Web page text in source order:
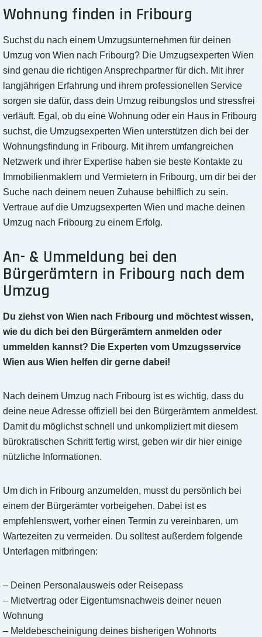
Wohnung finden in Fribourg
Suchst du nach einem Umzugsunternehmen für deinen
Umzug von Wien nach Fribourg? Die Umzugsexperten Wien
sind genau die richtigen Ansprechpartner für dich. Mit ihrer
langjährigen Erfahrung und ihrem professionellen Service
sorgen sie dafür, dass dein Umzug reibungslos und stressfrei
verläuft. Egal, ob du eine Wohnung oder ein Haus in Fribourg
suchst, die Umzugsexperten Wien unterstützen dich bei der
Wohnungsfindung in Fribourg. Mit ihrem umfangreichen
Netzwerk und ihrer Expertise haben sie beste Kontakte zu
Immobilienmaklern und Vermietern in Fribourg, um dir bei der
Suche nach deinem neuen Zuhause behilflich zu sein.
Vertraue auf die Umzugsexperten Wien und mache deinen
Umzug nach Fribourg zu einem Erfolg.
An- & Ummeldung bei den
Bürgerämtern in Fribourg nach dem
Umzug
Du ziehst von Wien nach Fribourg und möchtest wissen,
wie du dich bei den Bürgerämtern anmelden oder
ummelden kannst? Die Experten vom Umzugsservice
Wien aus Wien helfen dir gerne dabei!
Nach deinem Umzug nach Fribourg ist es wichtig, dass du
deine neue Adresse offiziell bei den Bürgerämtern anmeldest.
Damit du möglichst schnell und unkompliziert mit diesem
bürokratischen Schritt fertig wirst, geben wir dir hier einige
nützliche Informationen.
Um dich in Fribourg anzumelden, musst du persönlich bei
einem der Bürgerämter vorbeigehen. Dabei ist es
empfehlenswert, vorher einen Termin zu vereinbaren, um
Wartezeiten zu vermeiden. Du solltest außerdem folgende
Unterlagen mitbringen:
– Deinen Personalausweis oder Reisepass
– Mietvertrag oder Eigentumsnachweis deiner neuen
Wohnung
– Meldebescheinigung deines bisherigen Wohnorts